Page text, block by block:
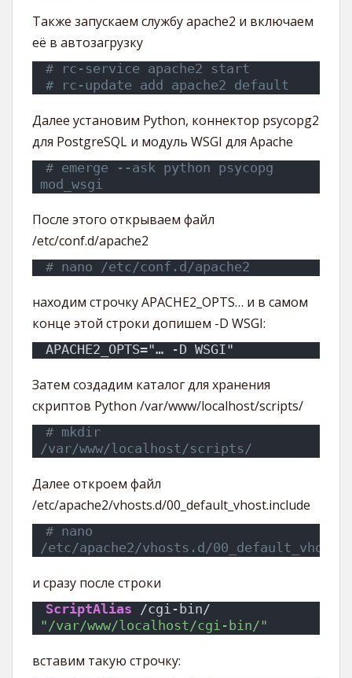
Также запускаем службу apache2 и включаем
её в автозагрузку
# rc-service apache2 start
# rc-update add apache2 default
Далее установим Python, коннектор psycopg2
для PostgreSQL и модуль WSGI для Apache
# emerge --ask python psycopg
mod_wsgi
После этого открываем файл
/etc/conf.d/apache2
# nano /etc/conf.d/apache2
находим строчку APACHE2_OPTS… и в самом
конце этой строки допишем -D WSGI:
APACHE2_OPTS="… -D WSGI"
Затем создадим каталог для хранения
скриптов Python /var/www/localhost/scripts/
# mkdir
/var/www/localhost/scripts/
Далее откроем файл
/etc/apache2/vhosts.d/00_default_vhost.include
# nano
/etc/apache2/vhosts.d/
и сразу после строки
ScriptAlias
"/var/www/localhost/cgi-bin/"
вставим такую строчку: